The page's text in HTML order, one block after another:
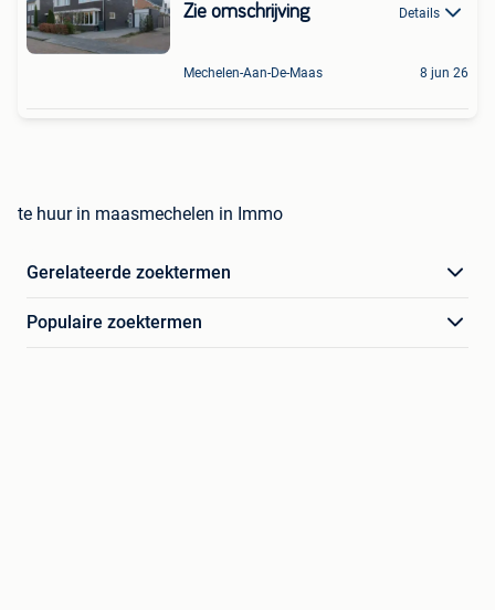
Zie omschrijving Details
Mechelen-Aan-De-Maas 8 jun 26
te huur in maasmechelen in Immo
Gerelateerde zoektermen
Populaire zoektermen